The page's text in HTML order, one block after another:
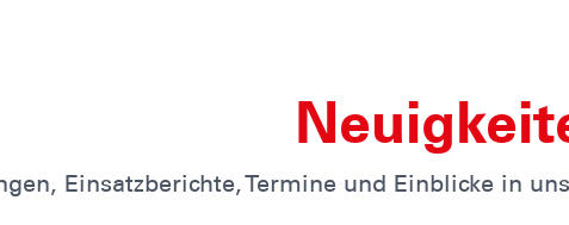
Einsatzberichte, Termine und Einblicke in